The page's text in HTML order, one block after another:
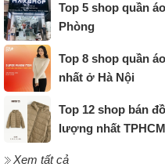
Top 5 shop quần
Phòng
Top 8 shop quần
nhất ở Hà Nội
Top 12 shop bán
lượng nhất TPHCM
Xem tất cả